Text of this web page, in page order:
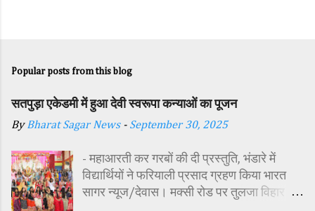
Popular posts from this blog
सतपुड़ा एकेडमी में हुआ देवी स्वरूपा कन्याओं का पूजन
ByBharat Sagar News - September 30, 2025
- महाआरती कर गरबों की दी प्रस्तुति, भंडारे में
विद्यार्थियों ने फरियाली प्रसाद ग्रहण किया भारत
सागर न्यूज/देवास। मक्सी रोड पर तुलजा विहार